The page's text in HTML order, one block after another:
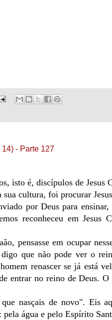
- Parte 127
isto é, discípulos de
cultura, foi procurar
por Deus para
reconheceu em
pensasse em ocupar
que não pode ver o
renascer se já está
entrar no reino de Deus.
nasçais de novo". Eis
água e pelo Espírito